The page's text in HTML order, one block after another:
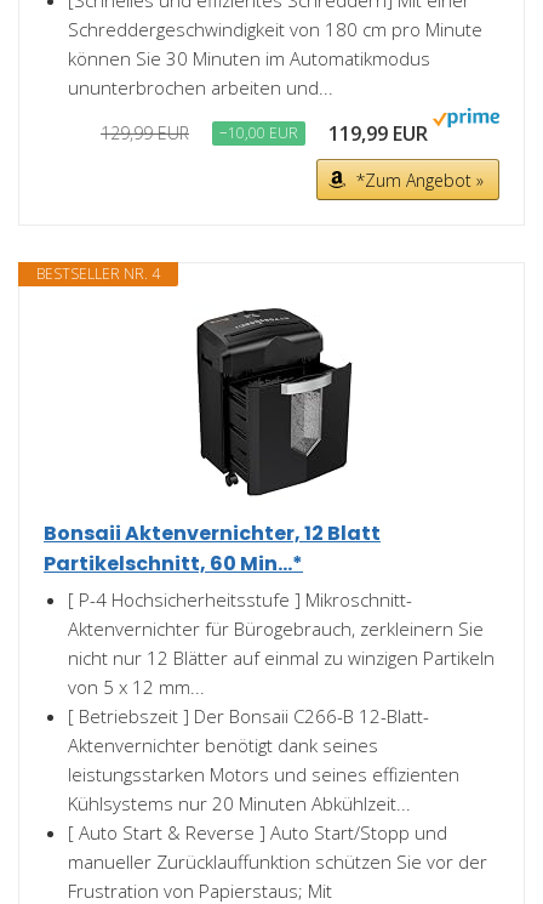
Schreddergeschwindigkeit von 180 cm pro Minute
können Sie 30 Minuten im Automatikmodus
ununterbrochen arbeiten und...
129,99 EUR −10,00 EUR 119,99 EUR
*Zum Angebot »
BESTSELLER NR. 4
Bonsaii Aktenvernichter, 12 Blatt
Partikelschnitt, 60 Min...*
[ P-4 Hochsicherheitsstufe ] Mikroschnitt-
Aktenvernichter für Bürogebrauch, zerkleinern Sie
nicht nur 12 Blätter auf einmal zu winzigen Partikeln
von 5 x 12 mm...
[ Betriebszeit ] Der Bonsaii C266-B 12-Blatt-
Aktenvernichter benötigt dank seines
leistungsstarken Motors und seines effizienten
Kühlsystems nur 20 Minuten Abkühlzeit...
[ Auto Start & Reverse ] Auto Start/Stopp und
manueller Zurücklauffunktion schützen Sie vor der
Frustration von Papierstaus; Mit